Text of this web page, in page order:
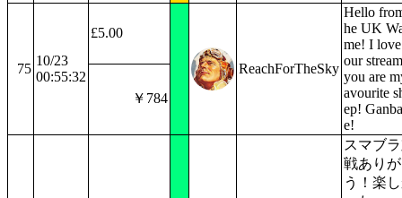
75
10/23
00:55:32
£5.00
ReachForTheSky
Hello
he UK
me! I
our
you are
avourite
ep!
e!
￥784
スマブ
戦あり
う！楽